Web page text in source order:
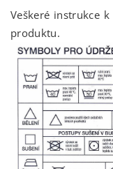
Veškeré instrukce
produktu.